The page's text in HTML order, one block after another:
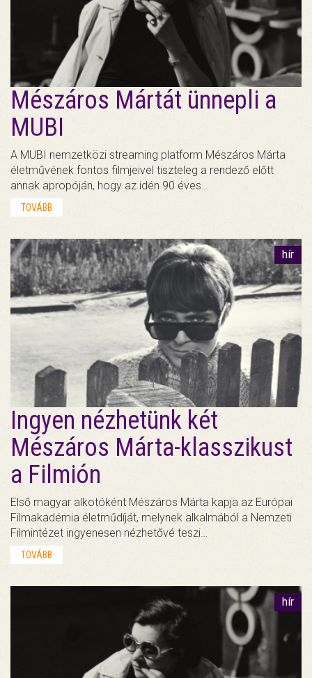
Mészáros Mártát ünnepli a
MUBI
A MUBI nemzetközi streaming platform Mészáros Márta
életművének fontos filmjeivel tiszteleg a rendező előtt
annak apropóján, hogy az idén 90 éves…
TOVÁBB
hír
Ingyen nézhetünk két
Mészáros Márta-klasszikust
a Filmión
Első magyar alkotóként Mészáros Márta kapja az Európai
Filmakadémia életműdíját, melynek alkalmából a Nemzeti
Filmintézet ingyenesen nézhetővé teszi…
TOVÁBB
hír